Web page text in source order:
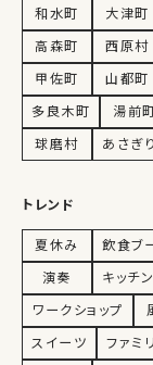
和水町
大津町
高森町
西原村
甲佐町
山都町
多良木町
湯前
球磨村
あさぎ
トレンド
夏休み 飲食ブ
演奏
キッチ
ワークショップ
スイーツ
ファミ